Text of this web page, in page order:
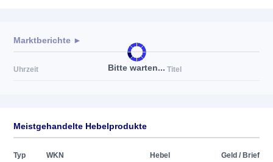
Bitte warten...
Marktberichte ►
Uhrzeit Titel
Meistgehandelte Hebelprodukte
Typ WKN Hebel Geld / Brief